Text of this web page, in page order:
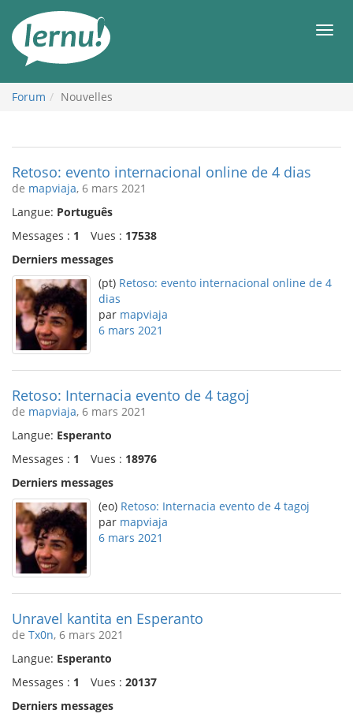
contenu
Forum Nouvelles
Retoso: evento internacional online de 4 dias
de mapviaja, 6 mars 2021
Langue: Português
Messages : 1 Vues : 17538
Derniers messages
(pt) Retoso: evento internacional online de 4
dias
par mapviaja
6 mars 2021
Retoso: Internacia evento de 4 tagoj
de mapviaja, 6 mars 2021
Langue: Esperanto
Messages : 1 Vues : 18976
Derniers messages
(eo) Retoso: Internacia evento de 4 tagoj
par mapviaja
6 mars 2021
Unravel kantita en Esperanto
de Tx0n, 6 mars 2021
Langue: Esperanto
Messages : 1 Vues : 20137
Derniers messages